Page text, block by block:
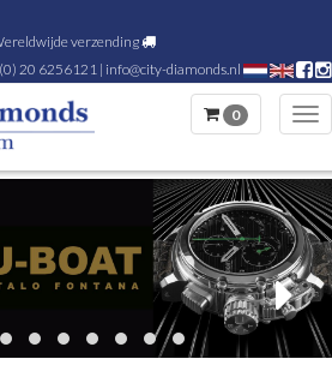
verzending
20 6256121 | info@city-diamonds.nl
0